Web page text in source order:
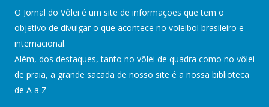
O Jornal do Vôlei é um site de informações que tem o
objetivo de divulgar o que acontece no voleibol brasileiro e
internacional.
Além, dos destaques, tanto no vôlei de quadra como no vôlei
de praia, a grande sacada de nosso site é a nossa biblioteca
de A a Z